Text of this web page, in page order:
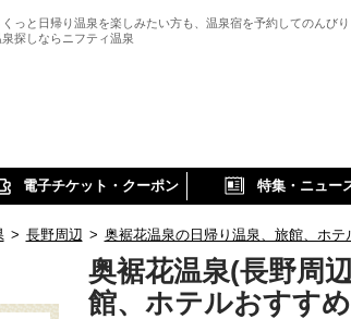
くっと日帰り温泉を楽しみたい方も、温泉宿を予約してのんび
泉探しならニフティ温泉
電子チケット・クーポン 特集・ニュー
> 長野周辺 > 奥裾花温泉の日帰り温泉、旅館、ホテ
奥裾花温泉(長野周
館、ホテルおすす